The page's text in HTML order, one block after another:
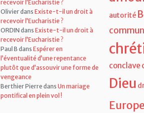
recevoir l’Eucharistie ?
Olivierdans Existe-t-il un droit à
recevoir l’Eucharistie ?
ORDIN dans Existe-t-il un droit à
recevoir l’Eucharistie ?
Paul B dans Espérer en
l’éventualité d’une repentance
plutôt que d’assouvir une forme de
vengeance
Berthier Pierredans Un mariage
pontifical en plein vol !
autorité
commun
conclave
Dieu
Europe